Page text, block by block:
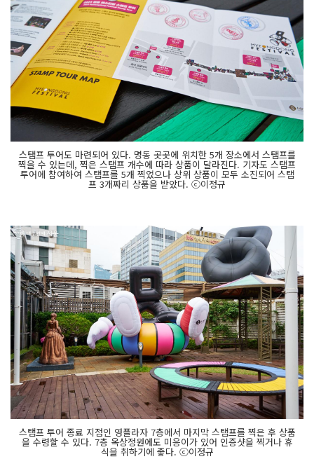
스탬프 투어도 마련되어 있다. 명동 곳곳에 위치한 5개 장소에서 스탬프를
찍을 수 있는데, 찍은 스탬프 개수에 따라 상품이 달라진다. 기자도 스탬프
투어에 참여하여 스탬프를 5개 찍었으나 상위 상품이 모두 소진되어 스탬
프 3개짜리 상품을 받았다. ⓒ이정규
스탬프 투어 종료 지점인 영플라자 7층에서 마지막 스탬프를 찍은 후 상품
을 수령할 수 있다. 7층 옥상정원에도 미응이가 있어 인증샷을 찍거나 휴
식을 취하기에 좋다. ⓒ이정규